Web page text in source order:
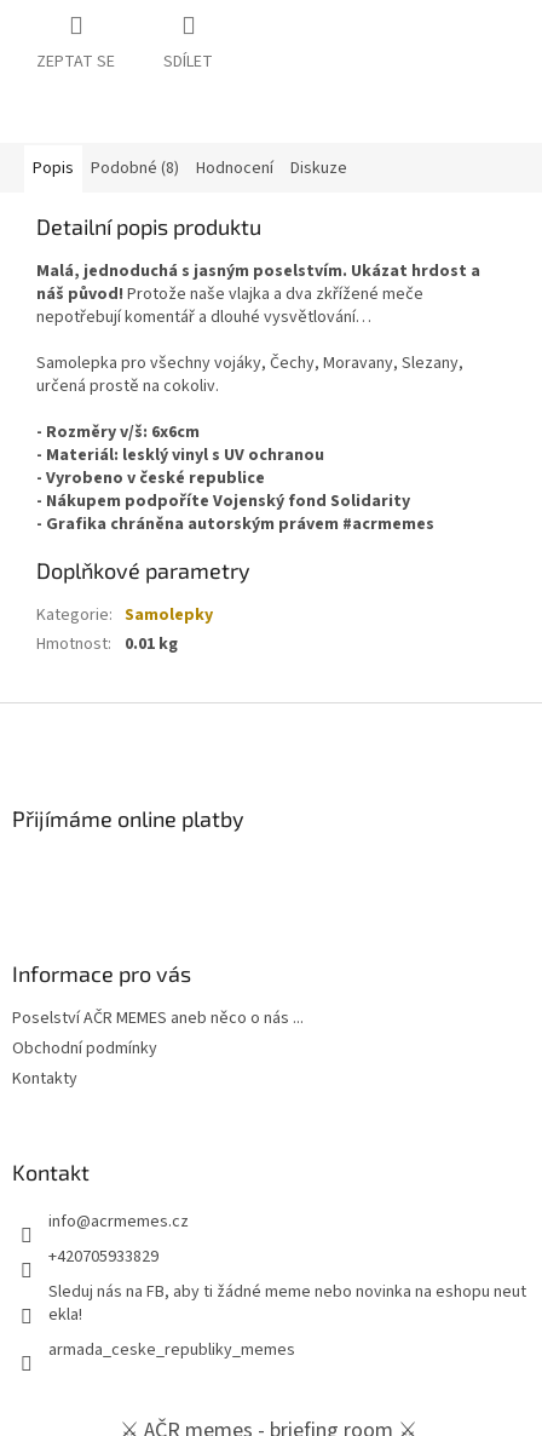
ZEPTAT SE SDÍLET
Popis Podobné (8) Hodnocení Diskuze
Detailní popis produktu
Malá, jednoduchá s jasným poselstvím. Ukázat hrdost a
náš původ! Protože naše vlajka a dva zkřížené meče
nepotřebují komentář a dlouhé vysvětlování…
Samolepka pro všechny vojáky, Čechy, Moravany, Slezany,
určená prostě na cokoliv.
- Rozměry v/š: 6x6cm
- Materiál: lesklý vinyl s UV ochranou
- Vyrobeno v české republice
- Nákupem podpoříte Vojenský fond Solidarity
- Grafika chráněna autorským právem #acrmemes
Doplňkové parametry
Kategorie: Samolepky
Hmotnost: 0.01 kg
Přijímáme online platby
Informace pro vás
Poselství AČR MEMES aneb něco o nás ...
Obchodní podmínky
Kontakty
Kontakt
info@acrmemes.cz
+420705933829
Sleduj nás na FB, aby ti žádné meme nebo novinka na eshopu neut
ekla!
armada_ceske_republiky_memes